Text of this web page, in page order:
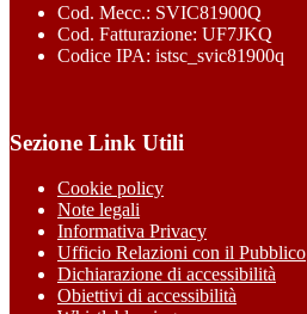
Cod. Mecc.: SVIC81900Q
Cod. Fatturazione: UF7JKQ
Codice IPA: istsc_svic81900q
Sezione Link Utili
Cookie policy
Note legali
Informativa Privacy
Ufficio Relazioni con il Pubblico
Dichiarazione di accessibilità
Obiettivi di accessibilità